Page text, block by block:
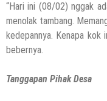
“Hari ini (08/02) nggak
menolak tambang.
kedepannya. Kenapa kok
bebernya.
Tanggapan Pihak Desa